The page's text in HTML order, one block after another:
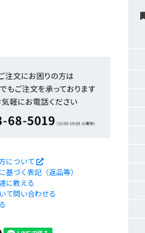
について
基づく表記（返品等）
に教える
て問い合わせる